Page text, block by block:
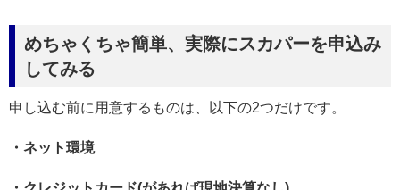
めちゃくちゃ簡単、実際にスカパーを申込み
してみる
申し込む前に用意するものは、以下の2つだけです。
・ネット環境